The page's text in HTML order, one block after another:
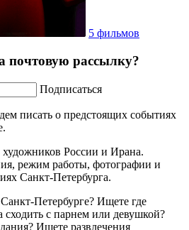
5 фильмов
почтовую рассылку?
Подписаться
писать о предстоящих событиях
России и Ирана.
режим работы, фотографии и
Санкт-Петербурга.
Петербурге? Ищете где
сходить с парнем или девушкой?
Ищете развлечения